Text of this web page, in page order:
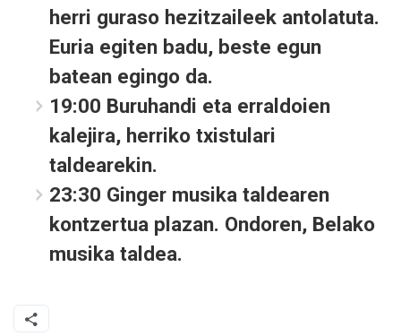
herri guraso hezitzaileek antolatuta.
Euria egiten badu, beste egun
batean egingo da.
19:00 Buruhandi eta erraldoien
kalejira, herriko txistulari
taldearekin.
23:30 Ginger musika taldearen
kontzertua plazan. Ondoren, Belako
musika taldea.